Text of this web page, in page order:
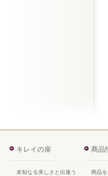
キレイの扉
未知なる美しさと出逢う
商品
商品